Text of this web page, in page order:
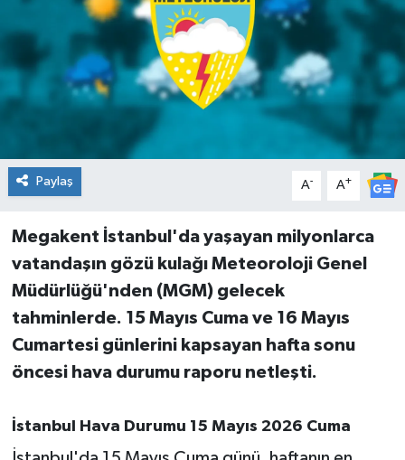
Paylaş A- A+
Megakent İstanbul'da yaşayan milyonlarca
vatandaşın gözü kulağı Meteoroloji Genel
Müdürlüğü'nden (MGM) gelecek
tahminlerde. 15 Mayıs Cuma ve 16 Mayıs
Cumartesi günlerini kapsayan hafta sonu
öncesi hava durumu raporu netleşti.
İstanbul Hava Durumu 15 Mayıs 2026 Cuma
Edremit
EĞİTİM
Erdek
Gönen
Havran
İvrindi
Kepsut